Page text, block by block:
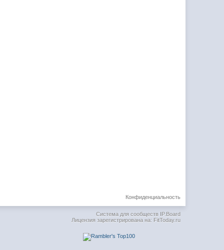
Конфиденциальность
Система для сообществ IP.Board
Лицензия зарегистрирована на: FitToday.ru